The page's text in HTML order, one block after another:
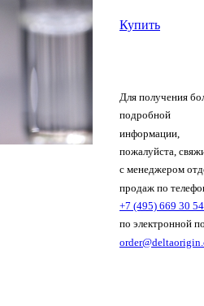
Купить
Для получения
подробной
информации,
пожалуйста,
с менеджером
продаж по
+7 (495) 669 30 54
по электронной